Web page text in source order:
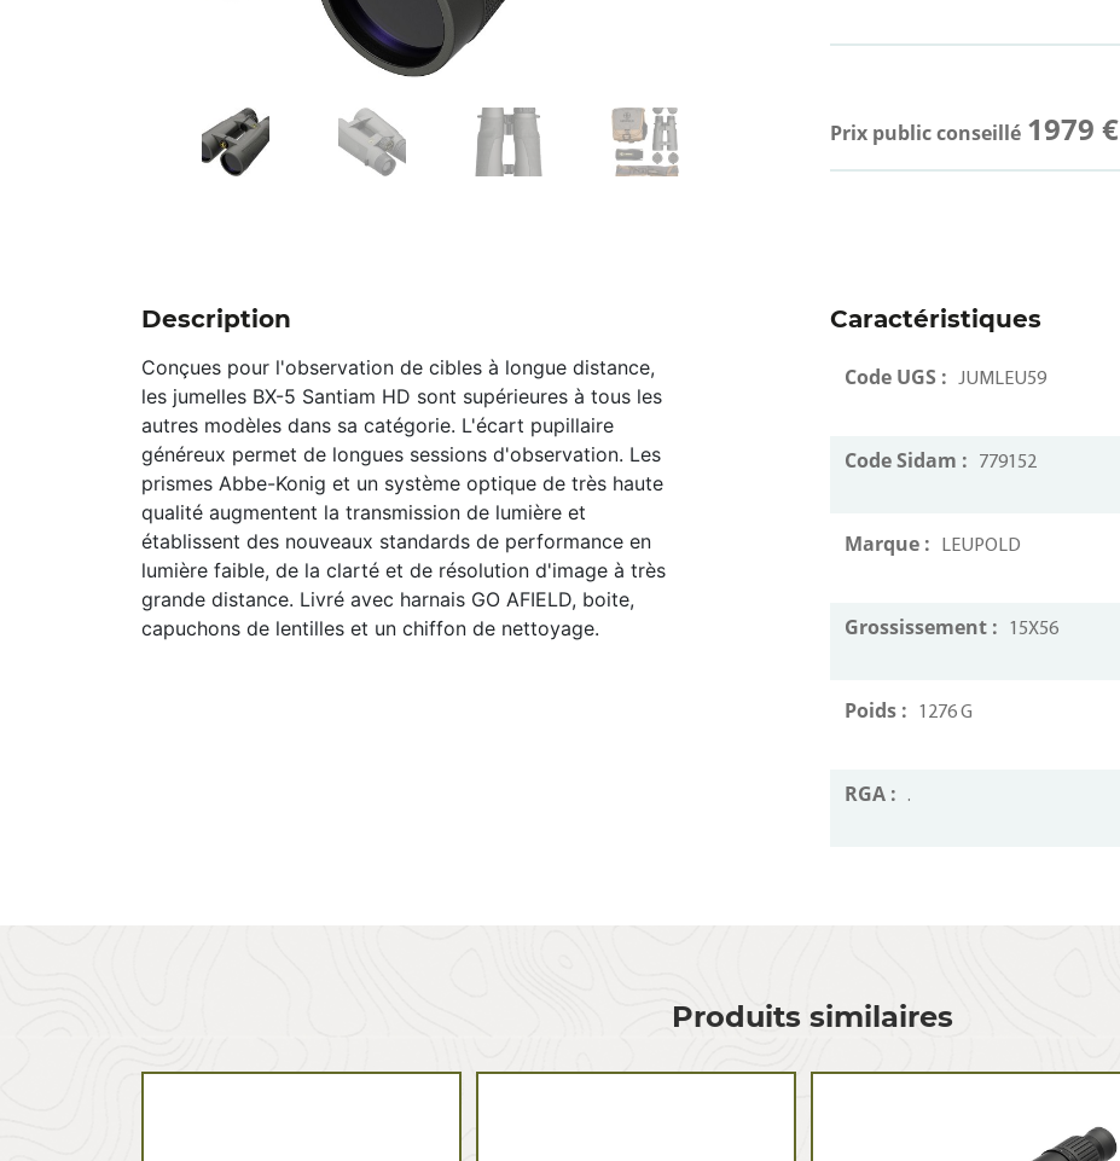
Prix public conseillé 1979 €
Description
Conçues pour l'observation de cibles à longue distance,
les jumelles BX-5 Santiam HD sont supérieures à tous les
autres modèles dans sa catégorie. L'écart pupillaire
généreux permet de longues sessions d'observation. Les
prismes Abbe-Konig et un système optique de très haute
qualité augmentent la transmission de lumière et
établissent des nouveaux standards de performance en
lumière faible, de la clarté et de résolution d'image à très
grande distance. Livré avec harnais GO AFIELD, boite,
capuchons de lentilles et un chiffon de nettoyage.
Caractéristiques
Code UGS : JUMLEU59
Code Sidam : 779152
Marque : LEUPOLD
Grossissement : 15X56
Poids : 1276 G
RGA : .
Produits similaires